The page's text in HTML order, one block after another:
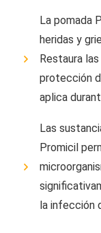
La pomada
heridas y
Restaura
protección
aplica
Las
Promicil
la infección